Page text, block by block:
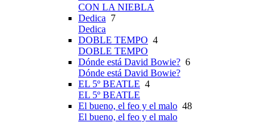
CON LA NIEBLA
Dedica 7
Dedica
DOBLE TEMPO 4
DOBLE TEMPO
Dónde está David Bowie? 6
Dónde está David Bowie?
EL 5º BEATLE 4
EL 5º BEATLE
El bueno, el feo y el malo 48
El bueno, el feo y el malo